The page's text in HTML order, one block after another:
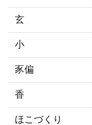
玄
小
豕偏
香
ほこづくり